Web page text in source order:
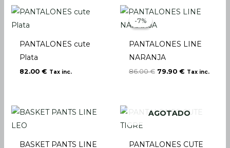
PANTALONES cute
Plata
82.00€ Tax inc.
-7%
-7%
PANTALONES LINE
NARANJA
86.00€
El
precio
original
86.00 €.
79.90 €
El
precio
79.90 €.
Tax inc.
BASKET PANTS LINE
AGOTADO
PANTALONES CUTE